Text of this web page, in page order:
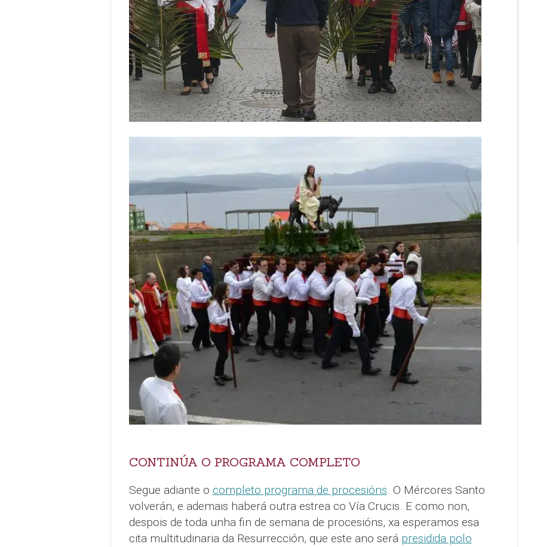
CONTINÚA O PROGRAMA COMPLETO
Segue adiante o completo programa de procesións. O Mércores Santo
volverán, e ademais haberá outra estrea co Vía Crucis. E como non,
despois de toda unha fin de semana de procesións, xa esperamos esa
cita multitudinaria da Resurrección, que este ano será presidida polo